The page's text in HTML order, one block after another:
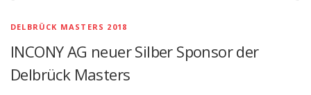
DELBRÜCK MASTERS 2018
INCONY AG neuer Silber Sponsor der
Delbrück Masters